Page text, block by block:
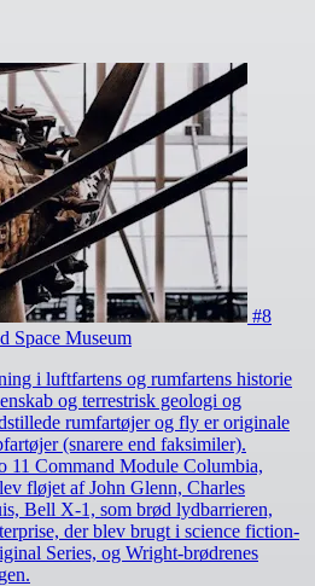
#8
Space Museum
i luftfartens og rumfartens historie
og terrestrisk geologi og
rumfartøjer og fly er originale
(snarere end faksimiler).
11 Command Module Columbia,
fløjet af John Glenn, Charles
Bell X-1, som brød lydbarrieren,
der blev brugt i science fiction-
Series, og Wright-brødrenes